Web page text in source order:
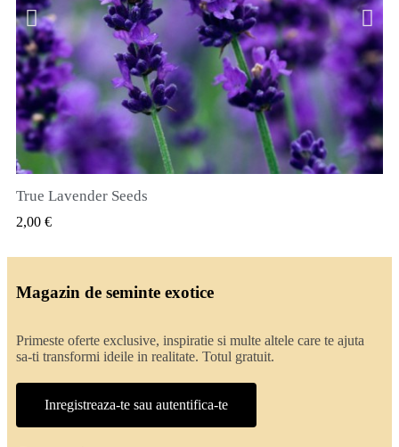
VIZUALIZARE RAPIDA
True Lavender Seeds
2,00 €
Magazin de seminte exotice
Primeste oferte exclusive, inspiratie si multe altele care te ajuta
sa-ti transformi ideile in realitate. Totul gratuit.
Inregistreaza-te sau autentifica-te